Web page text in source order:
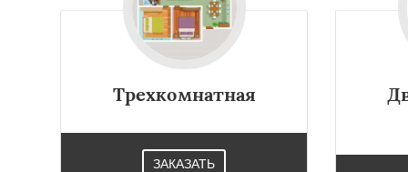
Трехкомнатная
ЗАКАЗАТЬ